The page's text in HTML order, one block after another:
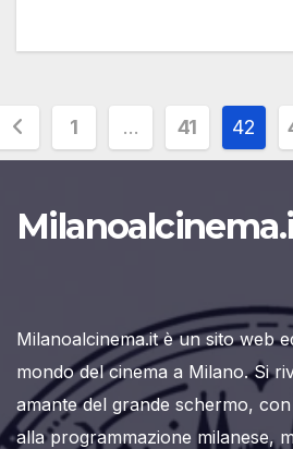
1 … 41 42
Milanoalcinema.it è un sito web
mondo del cinema a Milano. Si
amante del grande schermo,
alla programmazione milanese,